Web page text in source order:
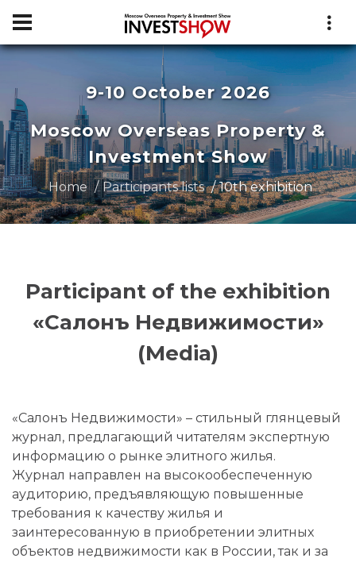
9-10 October 2026
Moscow Overseas Property &
Investment Show
Home Participants lists 10th exhibition
Participant of the exhibition
«Салонъ Недвижимости»
(Media)
«Салонъ Недвижимости» – стильный глянцевый
журнал, предлагающий читателям экспертную
информацию о рынке элитного жилья.
Журнал направлен на высокообеспеченную
аудиторию, предъявляющую повышенные
требования к качеству жилья и
заинтересованную в приобретении элитных
объектов недвижимости как в России, так и за